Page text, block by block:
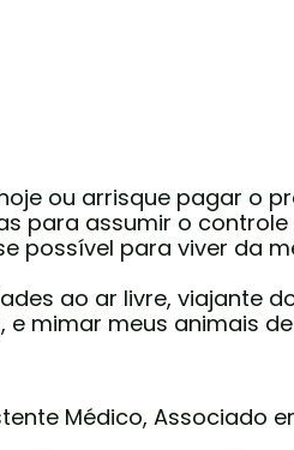
ou arrisque pagar o
para assumir o
possível para viver da
ao ar livre, viajante
mimar meus animais
Médico, Associado